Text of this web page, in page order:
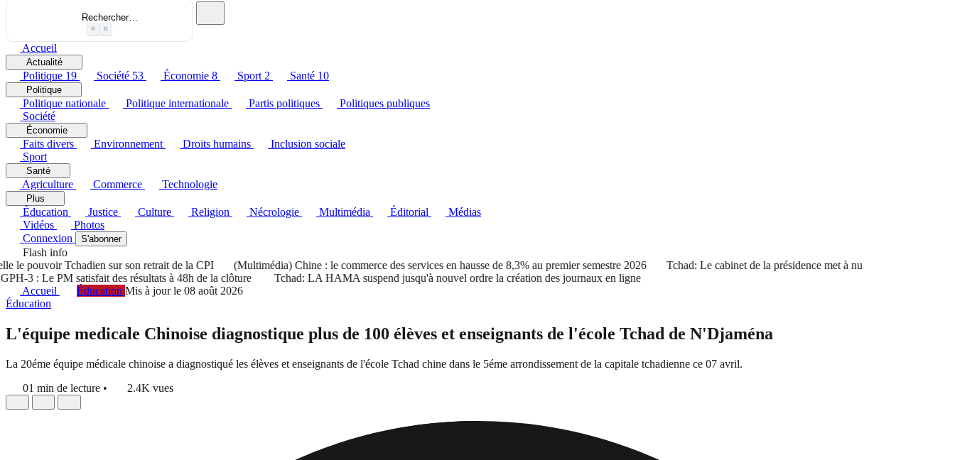
Rechercher…
⌘ K
Accueil
Actualité
Politique 19 Société 53 Économie 8 Sport 2 Santé 10
Politique
Politique nationale Politique internationale Partis politiques
Politiques publiques
Société
Économie
Faits divers Environnement Droits humains
Inclusion sociale
Sport
Santé
Agriculture Commerce Technologie
Plus
Éducation Justice Culture Religion Nécrologie Multimédia Éditorial
Médias
Vidéos
Photos
Connexion
S'abonner
Flash info
Tchadien sur son retrait de la CPI
(Multimédia) Chine : le commerce des services en hausse de 8,3% au premier semestre 2026
Tchad: Le cabinet de la présidence met à nu
: Le PM satisfait des résultats à 48h de la clôture
Tchad: LA HAMA suspend jusqu'à nouvel ordre la création des journaux en ligne
Accueil
Éducation Mis à jour le 08 août 2026
Éducation
L'équipe medicale Chinoise diagnostique plus de 100 élèves et enseignants de l'école Tchad de N'Djaména
La 20éme équipe médicale chinoise a diagnostiqué les élèves et enseignants de l'école Tchad chine dans le 5éme arrondissement de la capitale tchadienne ce 07 avril.
01 min de lecture • 2.4K vues